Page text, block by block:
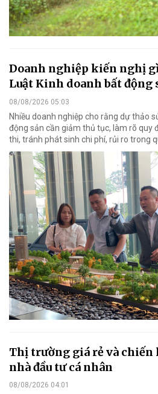
Doanh nghiệp kiến nghị
Luật Kinh doanh bất động
08/08/2026 05:03
Nhiều doanh nghiệp cho rằng dự thảo
động sản cần giảm thủ tục, làm rõ quy
thi, tránh phát sinh chi phí, rủi ro trong
Thị trường giá rẻ và chiến
nhà đầu tư cá nhân
08/08/2026 04:01